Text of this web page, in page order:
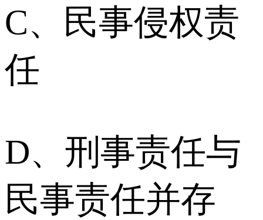
C、民事侵权责
任
D、刑事责任与
民事责任并存